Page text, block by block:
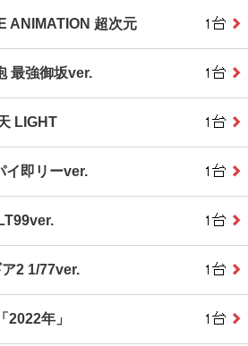
ANIMATION 超次元
最強御坂ver.
LIGHT
イ即リーver.
2 1/77ver.
年」